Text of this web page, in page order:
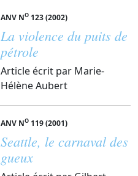
ANV NO 123 (2002)
La violence du puits de
pétrole
Article écrit par Marie-
Hélène Aubert
ANV NO 119 (2001)
Seattle, le carnaval des
gueux